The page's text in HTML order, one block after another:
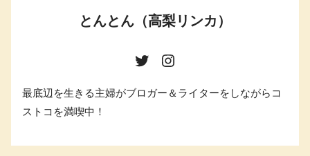
とんとん（高梨リンカ）
最底辺を生きる主婦がブロガー＆ライターをしながらコ
ストコを満喫中！